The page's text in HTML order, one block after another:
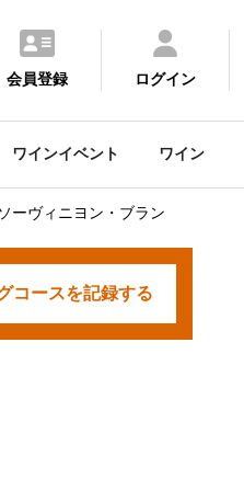
会員登録 ログイン
ワインイベント ワイン
ーヴィニヨン・ブラン
コースを記録する